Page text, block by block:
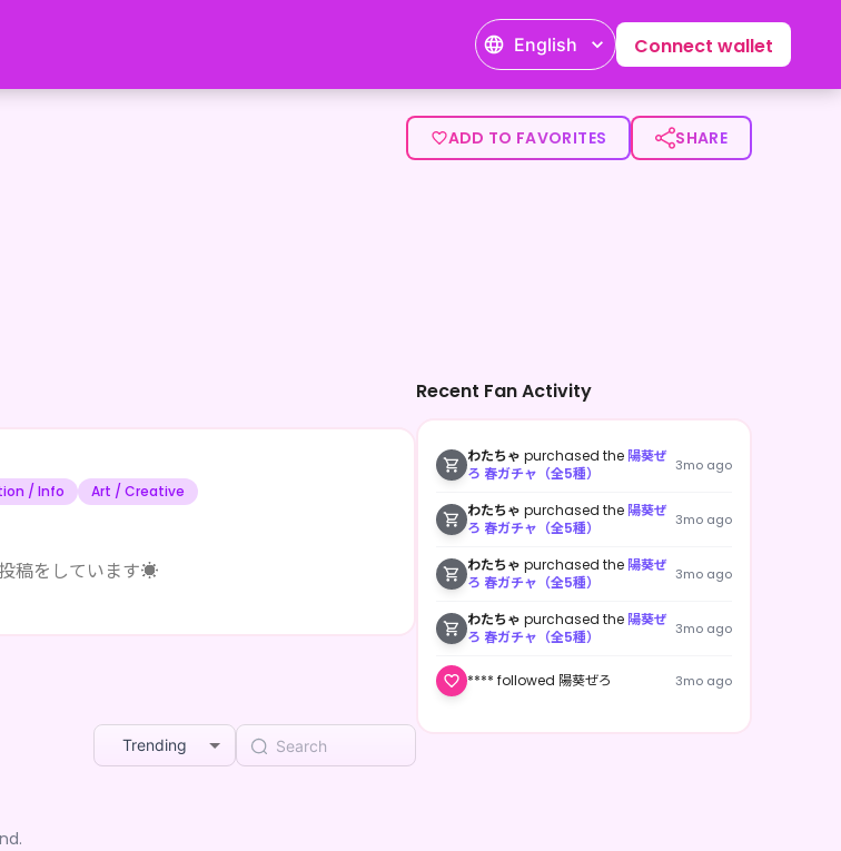
English Connect wallet
ます☀</p><p>みんなが少しでも笑顔になれるコンテンツが出せたらいいな！</p>
ADD TO FAVORITES SHARE
/ Info Art / Creative
稿をしています☀
Trending
Recent Fan Activity
わたちゃ purchased the 陽葵ぜ
ろ 春ガチャ（全5種）
3mo ago
わたちゃ purchased the 陽葵ぜ
ろ 春ガチャ（全5種）
3mo ago
わたちゃ purchased the 陽葵ぜ
ろ 春ガチャ（全5種）
3mo ago
わたちゃ purchased the 陽葵ぜ
ろ 春ガチャ（全5種）
3mo ago
**** followed 陽葵ぜろ 3mo ago